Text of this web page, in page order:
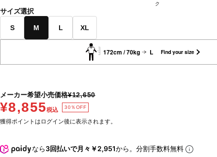
ク
サイズ選択
S M L XL
172cm / 70kg L Find your size
メーカー希望小売価格¥12,650
¥8,855税込 30％OFF
獲得ポイントはログイン後に表示されます。
なら3回払いで月々￥2,951から。分割手数料無料